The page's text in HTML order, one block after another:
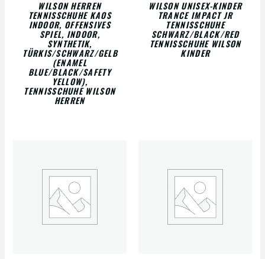
WILSON HERREN
TENNISSCHUHE KAOS
INDOOR, OFFENSIVES
SPIEL, INDOOR,
SYNTHETIK,
TÜRKIS/SCHWARZ/GELB
(ENAMEL
BLUE/BLACK/SAFETY
YELLOW),
TENNISSCHUHE WILSON
HERREN
WILSON UNISEX-KINDER
TRANCE IMPACT JR
TENNISSCHUHE
SCHWARZ/BLACK/RED
TENNISSCHUHE WILSON
KINDER